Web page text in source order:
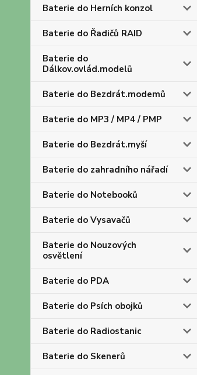
Baterie do Herních konzol
Baterie do Řadičů RAID
Baterie do
Dálkov.ovlád.modelů
Baterie do Bezdrát.modemů
Baterie do MP3 / MP4 / PMP
Baterie do Bezdrát.myší
Baterie do zahradního nářadí
Baterie do Notebooků
Baterie do Vysavačů
Baterie do Nouzových
osvětlení
Baterie do PDA
Baterie do Psích obojků
Baterie do Radiostanic
Baterie do Skenerů